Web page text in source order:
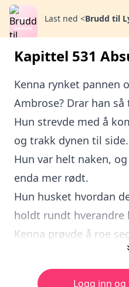
Last ned <Brudd til
Kapittel 531
Kenna rynket pannen
Ambrose? Drar han så
Hun strevde med å
og trakk dynen til side.
Hun var helt naken,
enda mer rødt.
Hun husket hvordan
holdt rundt hverandre
Kenna prøvde å roe
Logg inn